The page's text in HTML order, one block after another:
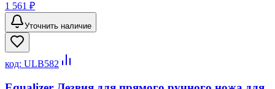
1 561 ₽
Уточнить наличие
код: ULB582